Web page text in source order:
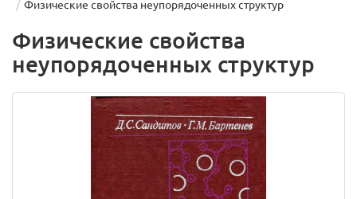
Физические свойства неупорядоченных структур
Физические свойства
неупорядоченных структур